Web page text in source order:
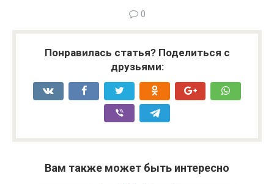
0
Понравилась статья? Поделиться с
друзьями:
Вам также может быть интересно